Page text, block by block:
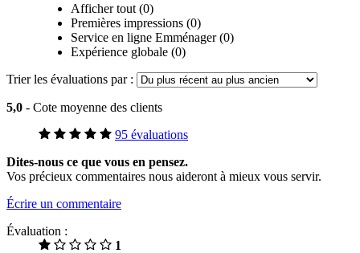
Afficher tout (0)
Premières impressions (0)
Service en ligne Emménager (0)
Expérience globale (0)
Trier les évaluations par :
5,0 - Cote moyenne des clients
95 évaluations
Dites-nous ce que vous en pensez.
Vos précieux commentaires nous aideront à mieux vous servir.
Écrire un commentaire
Évaluation :
1